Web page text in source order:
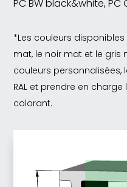
PC BW black&white,
*Les couleurs
mat, le noir mat et le gris
couleurs personnalisées,
RAL et prendre en
colorant.